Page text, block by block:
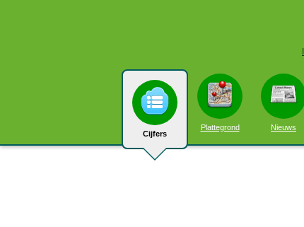
Cijfers
Plattegrond Nieuws